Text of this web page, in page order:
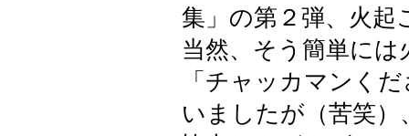
集」の第２弾、火起
当然、そう簡単に
「チャッカマンく
いましたが（苦笑